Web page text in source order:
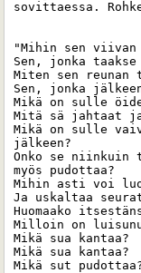
sovittaessa.
"Mihin sen
Sen, jonka
Miten sen reunan
Sen, jonka
Mikä on sulle
Mitä sä jahtaat
Mikä on sulle
jälkeen?
Onko se niinkuin
myös pudottaa?
Mihin asti voi
Ja uskaltaa
Huomaako
Milloin on
Mikä sua kantaa?
Mikä sua kantaa?
Mikä sut